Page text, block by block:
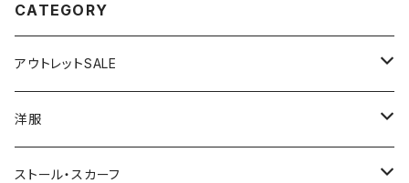
CATEGORY
アウトレットSALE
1000円
2000円
洋服
インポートワンピース
ストール・スカーフ